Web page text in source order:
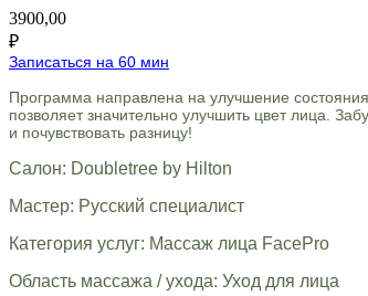
3900,00
₽
Записаться на 60 мин
Программа направлена на улучшение
позволяет значительно улучшить цвет лица.
и почувствовать разницу!
Салон: Doubletree by Hilton
Мастер: Русский специалист
Категория услуг: Массаж лица FacePro
Область массажа / ухода: Уход для лица